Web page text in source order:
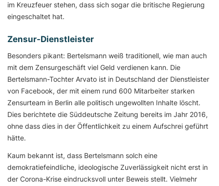
im Kreuzfeuer stehen, dass sich sogar die britische Regierung
eingeschaltet hat.
Zensur-Dienstleister
Besonders pikant: Bertelsmann weiß traditionell, wie man auch
mit dem Zensurgeschäft viel Geld verdienen kann. Die
Bertelsmann-Tochter Arvato ist in Deutschland der Dienstleister
von Facebook, der mit einem rund 600 Mitarbeiter starken
Zensurteam in Berlin alle politisch ungewollten Inhalte löscht.
Dies berichtete die Süddeutsche Zeitung bereits im Jahr 2016,
ohne dass dies in der Öffentlichkeit zu einem Aufschrei geführt
hätte.
Kaum bekannt ist, dass Bertelsmann solch eine
demokratiefeindliche, ideologische Zuverlässigkeit nicht erst in
der Corona-Krise eindrucksvoll unter Beweis stellt. Vielmehr